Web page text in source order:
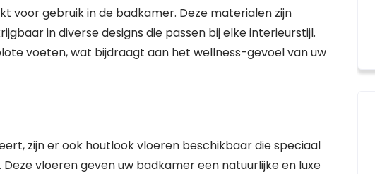
voor gebruik in de badkamer. Deze materialen zijn
in diverse designs die passen bij elke interieurstijl.
voeten, wat bijdraagt aan het wellness-gevoel van uw
zijn er ook houtlook vloeren beschikbaar die speciaal
vloeren geven uw badkamer een natuurlijke en luxe